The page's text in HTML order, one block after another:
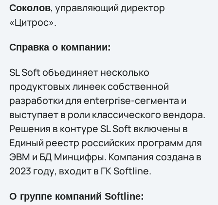
Соколов, управляющий директор
«Цитрос».
Справка о компании:
SL Soft объединяет несколько
продуктовых линеек собственной
разработки для enterprise-сегмента и
выступает в роли классического вендора.
Решения в контуре SL Soft включены в
Единый реестр российских программ для
ЭВМ и БД Минцифры. Компания создана в
2023 году, входит в ГК Softline.
О группе компаний Softline: